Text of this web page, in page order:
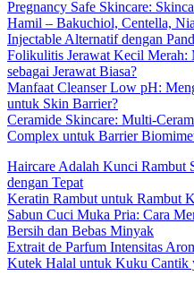
Pregnancy Safe Skincare:
Hamil – Bakuchiol, Centella,
Injectable Alternatif dengan
Folikulitis Jerawat Kecil Merah:
sebagai Jerawat Biasa?
Manfaat Cleanser Low pH:
untuk Skin Barrier?
Ceramide Skincare: Multi-
Complex untuk Barrier
Haircare Adalah Kunci Rambut
dengan Tepat
Keratin Rambut untuk Rambut
Sabun Cuci Muka Pria: Cara
Bersih dan Bebas Minyak
Extrait de Parfum Intensitas
Kutek Halal untuk Kuku Cantik